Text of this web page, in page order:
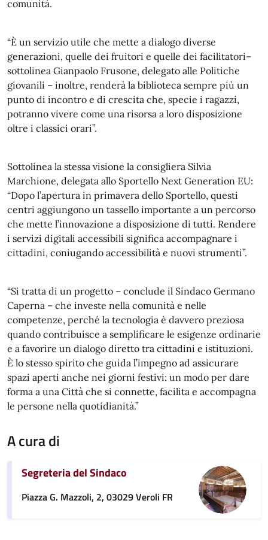
comunità.
“È un servizio utile che mette a dialogo diverse
generazioni, quelle dei fruitori e quelle dei facilitatori–
sottolinea Gianpaolo Frusone, delegato alle Politiche
giovanili – inoltre, renderà la biblioteca sempre più un
punto di incontro e di crescita che, specie i ragazzi,
potranno vivere come una risorsa a loro disposizione
oltre i classici orari”.
Sottolinea la stessa visione la consigliera Silvia
Marchione, delegata allo Sportello Next Generation EU:
“Dopo l’apertura in primavera dello Sportello, questi
centri aggiungono un tassello importante a un percorso
che mette l’innovazione a disposizione di tutti. Rendere
i servizi digitali accessibili significa accompagnare i
cittadini, coniugando accessibilità e nuovi strumenti”.
“Si tratta di un progetto – conclude il Sindaco Germano
Caperna – che investe nella comunità e nelle
competenze, perché la tecnologia è davvero preziosa
quando contribuisce a semplificare le esigenze ordinarie
e a favorire un dialogo diretto tra cittadini e istituzioni.
È lo stesso spirito che guida l’impegno ad assicurare
spazi aperti anche nei giorni festivi: un modo per dare
forma a una Città che si connette, facilita e accompagna
le persone nella quotidianità.”
A cura di
Segreteria del Sindaco
Piazza G. Mazzoli, 2, 03029 Veroli FR